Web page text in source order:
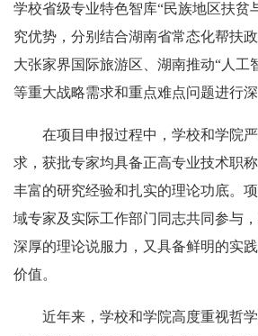
学校省级专业特色智库“民族地区扶贫
究优势，分别结合湖南省常态化帮扶
大张家界国际旅游区、湖南推动“人工
等重大战略需求和重点难点问题进行深
在项目申报过程中，学校和学院
求，获批专家均具备正高专业技术职
丰富的研究经验和扎实的理论功底。
域专家及实际工作部门同志共同参与
深厚的理论说服力，又具备鲜明的实
价值。
近年来，学校和学院高度重视哲